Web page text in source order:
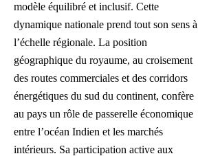
modèle équilibré et inclusif. Cette
dynamique nationale prend tout son sens à
l’échelle régionale. La position
géographique du royaume, au croisement
des routes commerciales et des corridors
énergétiques du sud du continent, confère
au pays un rôle de passerelle économique
entre l’océan Indien et les marchés
intérieurs. Sa participation active aux